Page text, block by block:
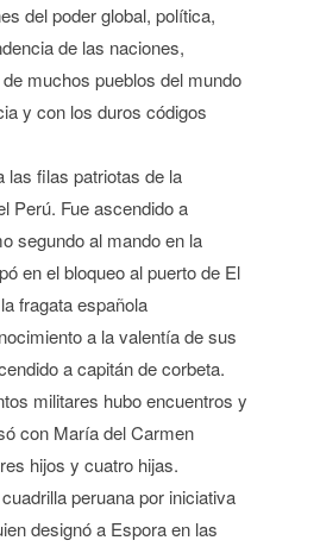
del poder global, política,
de las naciones,
muchos pueblos del mundo
y con los duros códigos
las filas patriotas de la
Perú. Fue ascendido a
segundo al mando en la
en el bloqueo al puerto de El
fragata española
a la valentía de sus
a capitán de corbeta.
militares hubo encuentros y
con María del Carmen
hijos y cuatro hijas.
peruana por iniciativa
designó a Espora en las